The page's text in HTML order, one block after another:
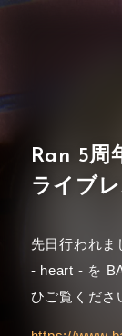
Ran 5周
ライブ
先日行われま
- heart - を
ひご覧くださ